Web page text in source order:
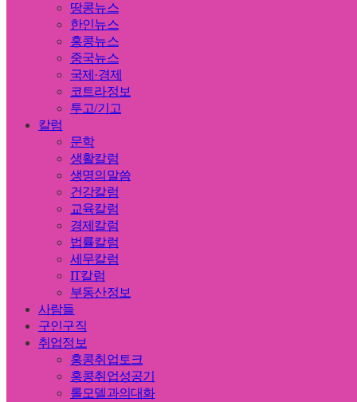
땅콩뉴스
한인뉴스
홍콩뉴스
중국뉴스
국제·경제
코트라정보
투고/기고
칼럼
문학
생활칼럼
생명의말씀
건강칼럼
교육칼럼
경제칼럼
법률칼럼
세무칼럼
IT칼럼
부동산정보
사람들
구인구직
취업정보
홍콩취업토크
홍콩취업성공기
롤모델과의대화